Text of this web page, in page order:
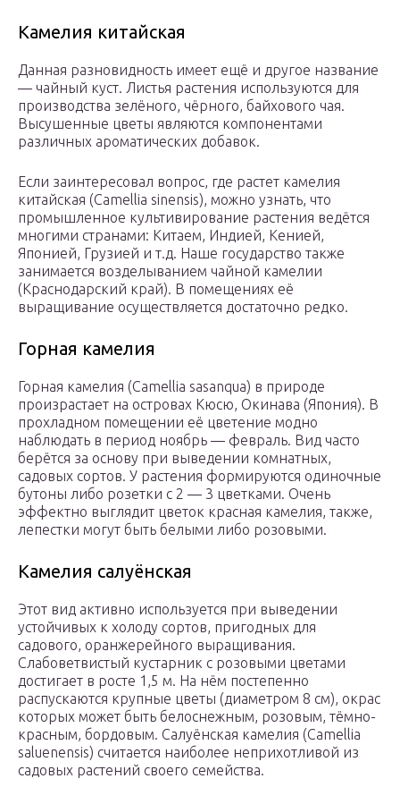
Камелия китайская
Данная разновидность имеет ещё и другое название
— чайный куст. Листья растения используются для
производства зелёного, чёрного, байхового чая.
Высушенные цветы являются компонентами
различных ароматических добавок.
Если заинтересовал вопрос, где растет камелия
китайская (Camellia sinensis), можно узнать, что
промышленное культивирование растения ведётся
многими странами: Китаем, Индией, Кенией,
Японией, Грузией и т.д. Наше государство также
занимается возделыванием чайной камелии
(Краснодарский край). В помещениях её
выращивание осуществляется достаточно редко.
Горная камелия
Горная камелия (Camellia sasanqua) в природе
произрастает на островах Кюсю, Окинава (Япония). В
прохладном помещении её цветение модно
наблюдать в период ноябрь — февраль. Вид часто
берётся за основу при выведении комнатных,
садовых сортов. У растения формируются одиночные
бутоны либо розетки с 2 — 3 цветками. Очень
эффектно выглядит цветок красная камелия, также,
лепестки могут быть белыми либо розовыми.
Камелия салуёнская
Этот вид активно используется при выведении
устойчивых к холоду сортов, пригодных для
садового, оранжерейного выращивания.
Слабоветвистый кустарник с розовыми цветами
достигает в росте 1,5 м. На нём постепенно
распускаются крупные цветы (диаметром 8 см), окрас
которых может быть белоснежным, розовым, тёмно-
красным, бордовым. Салуёнская камелия (Camellia
saluenensis) считается наиболее неприхотливой из
садовых растений своего семейства.